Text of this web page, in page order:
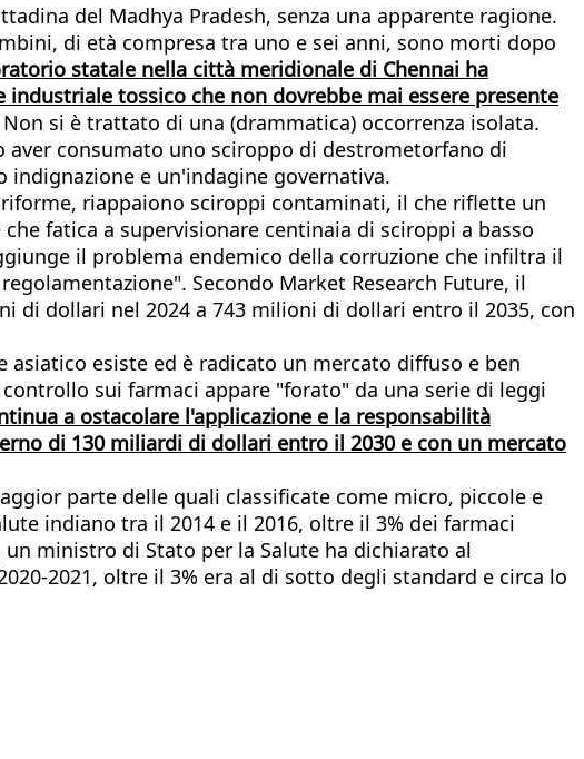
del Madhya Pradesh, senza una apparente ragione.
di età compresa tra uno e sei anni, sono morti dopo
statale nella città meridionale di Chennai ha
tossico che non dovrebbe mai essere presente
si è trattato di una (drammatica) occorrenza isolata.
consumato uno sciroppo di destrometorfano di
e un'indagine governativa.
riappaiono sciroppi contaminati, il che riflette un
fatica a supervisionare centinaia di sciroppi a basso
il problema endemico della corruzione che infiltra il
Secondo Market Research Future, il
di dollari nel 2024 a 743 milioni di dollari entro il 2035, con
esiste ed è radicato un mercato diffuso e ben
sui farmaci appare "forato" da una serie di leggi
a ostacolare l'applicazione e la responsabilità
di 130 miliardi di dollari entro il 2030 e con un mercato
parte delle quali classificate come micro, piccole e
indiano tra il 2014 e il 2016, oltre il 3% dei farmaci
ministro di Stato per la Salute ha dichiarato al
2021, oltre il 3% era al di sotto degli standard e circa lo